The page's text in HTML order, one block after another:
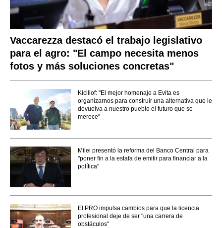
Vaccarezza destacó el trabajo legislativo
para el agro: "El campo necesita menos
fotos y más soluciones concretas"
Kicillof: "El mejor homenaje a Evita es
organizarnos para construir una alternativa que le
devuelva a nuestro pueblo el futuro que se
merece"
Milei presentó la reforma del Banco Central para
"poner fin a la estafa de emitir para financiar a la
política"
El PRO impulsa cambios para que la licencia
profesional deje de ser "una carrera de
obstáculos"